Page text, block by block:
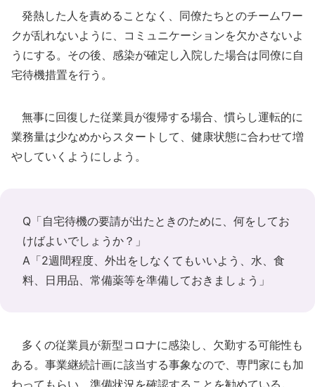
発熱した人を責めることなく、同僚たちとのチームワー
クが乱れないように、コミュニケーションを欠かさないよ
うにする。その後、感染が確定し入院した場合は同僚に自
宅待機措置を行う。
無事に回復した従業員が復帰する場合、慣らし運転的に
業務量は少なめからスタートして、健康状態に合わせて増
やしていくようにしよう。
Q「自宅待機の要請が出たときのために、何をしてお
けばよいでしょうか？」
A「2週間程度、外出をしなくてもいいよう、水、食
料、日用品、常備薬等を準備しておきましょう」
多くの従業員が新型コロナに感染し、欠勤する可能性も
ある。事業継続計画に該当する事象なので、専門家にも加
わってもらい、準備状況を確認することを勧めている。